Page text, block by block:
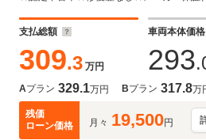
レイ
支払総額
309.3 万円
車両本体価格
293
Aプラン 329.1万円 Bプラン 317.8万
残価
ローン価格
月々 19,500円